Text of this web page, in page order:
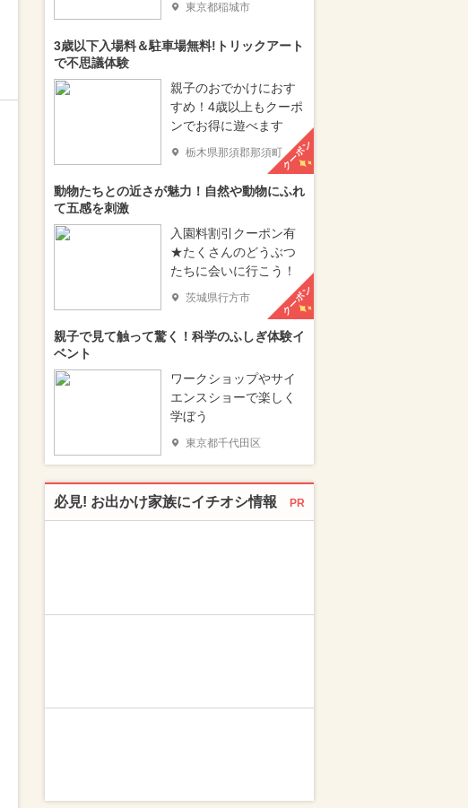
東京都稲城市
3歳以下入場料＆駐車場無料!トリックアート
で不思議体験
親子のおでかけにおす
すめ！4歳以上もクーポ
ンでお得に遊べます
栃木県那須郡那須町クーポン
動物たちとの近さが魅力！自然や動物にふれ
て五感を刺激
入園料割引クーポン有
★たくさんのどうぶつ
たちに会いに行こう！
茨城県行方市 クーポン
親子で見て触って驚く！科学のふしぎ体験イ
ベント
ワークショップやサイ
エンスショーで楽しく
学ぼう
東京都千代田区
必見! お出かけ家族にイチオシ情報 PR